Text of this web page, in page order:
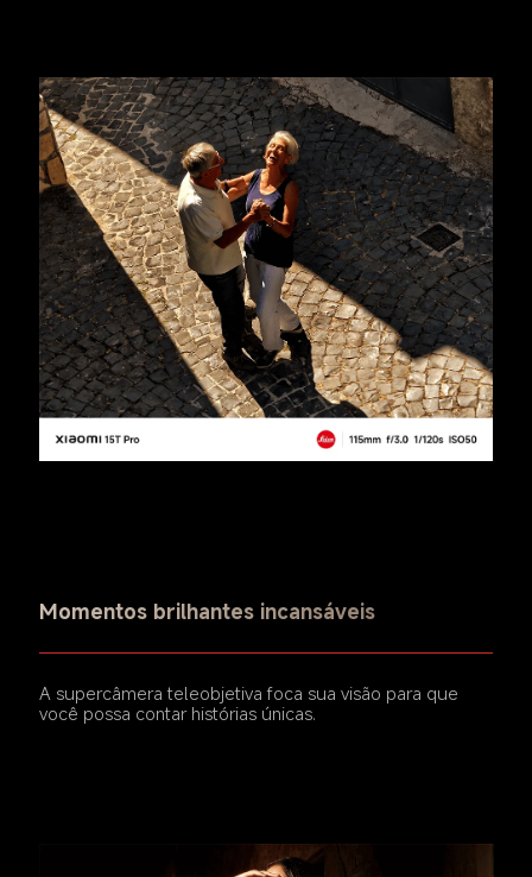
Momentos brilhantes incansáveis
A supercâmera teleobjetiva foca sua visão para que
você possa contar histórias únicas.